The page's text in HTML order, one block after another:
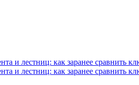
и лестниц: как заранее сравнить
и лестниц: как заранее сравнить